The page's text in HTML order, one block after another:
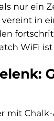
nur ein
in
WiFi
mit